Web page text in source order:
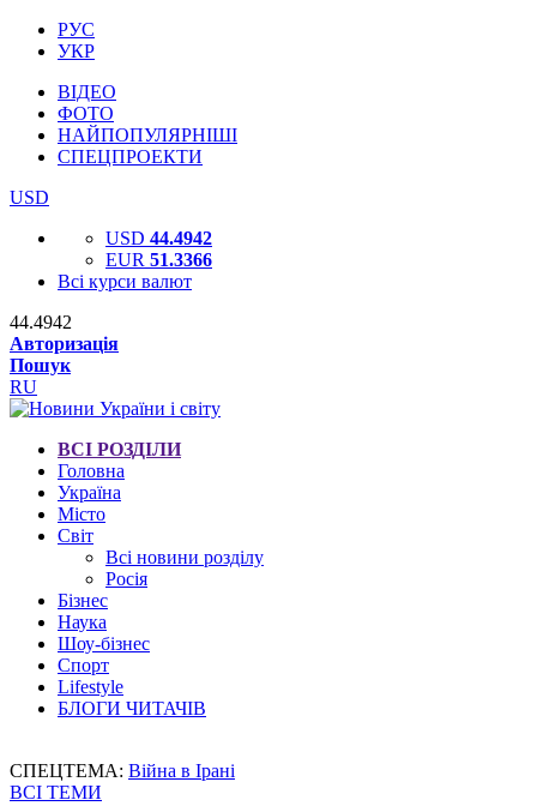
РУС
УКР
ВІДЕО
ФОТО
НАЙПОПУЛЯРНІШІ
СПЕЦПРОЕКТИ
USD
USD 44.4942
EUR 51.3366
Всі курси валют
44.4942
Авторизація
Пошук
RU
ВСІ РОЗДІЛИ
Головна
Україна
Місто
Світ
Всі новини розділу
Росія
Бізнес
Наука
Шоу-бізнес
Спорт
Lifestyle
БЛОГИ ЧИТАЧІВ
СПЕЦТЕМА: Війна в Ірані
ВСІ ТЕМИ